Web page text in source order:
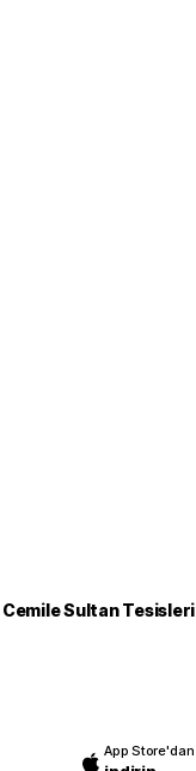
Cemile Sultan Tesisleri
App Store'dan